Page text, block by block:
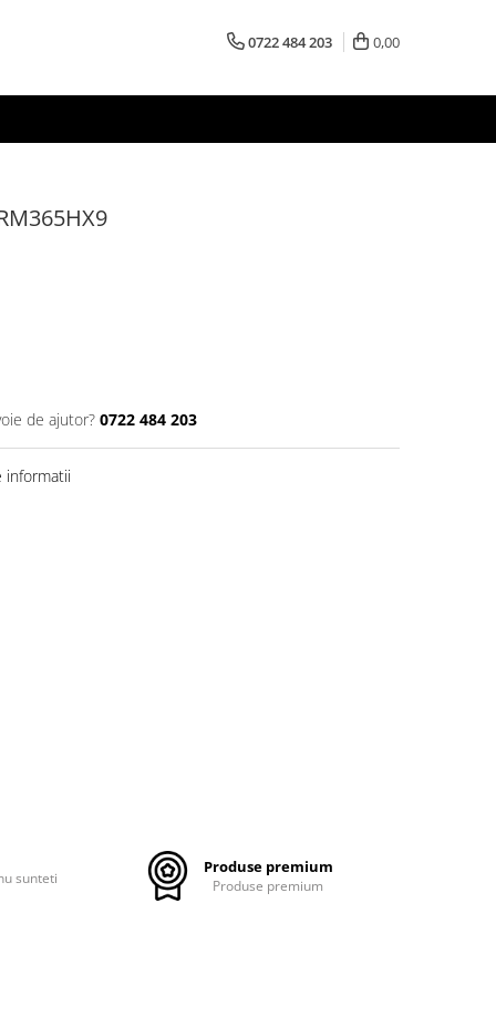
0722 484 203 0,00
de ajutor? 0722 484 203
informatii
sunteti
Produse premium
Produse premium